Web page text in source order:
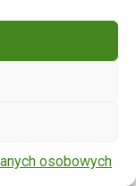
osobowych